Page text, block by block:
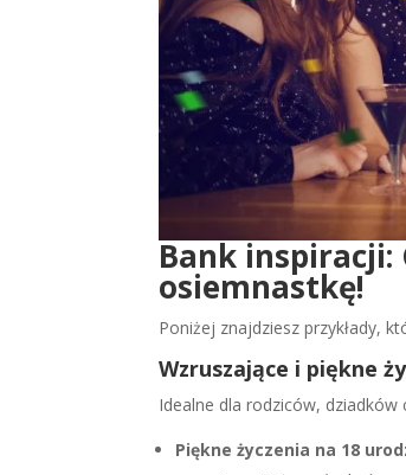
Bank inspiracji:
osiemnastkę!
Poniżej znajdziesz przykłady,
Wzruszające i piękne
Idealne dla rodziców, dziadków
Piękne życzenia na 18